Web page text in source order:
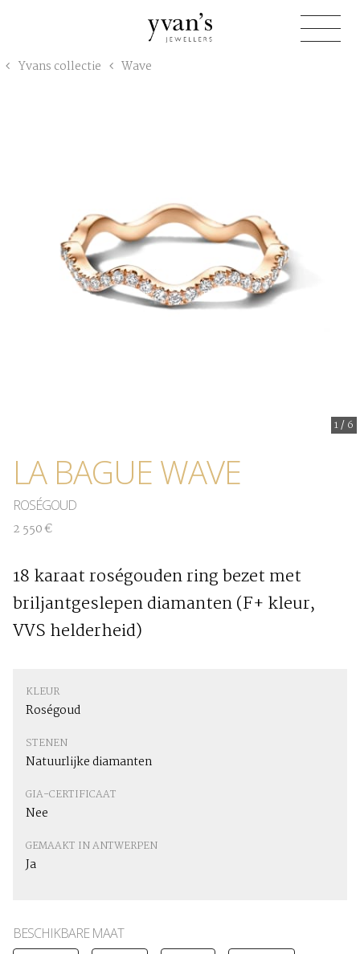
Yvans collectie Wave
1/6
LA BAGUE WAVE
ROSÉGOUD
2 550 €
18 karaat roségouden ring bezet met
briljantgeslepen diamanten (F+ kleur,
VVS helderheid)
KLEUR
Roségoud
STENEN
Natuurlijke diamanten
GIA-CERTIFICAAT
Nee
GEMAAKT IN ANTWERPEN
Ja
BESCHIKBARE MAAT